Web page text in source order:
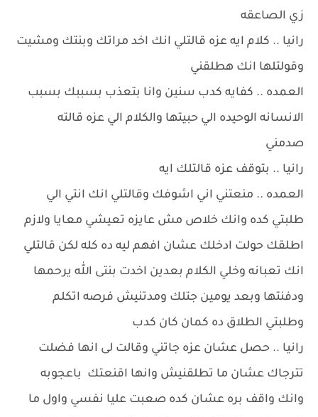
زي الصاعقه
رانيا .. كلام ايه عزه قالتلي انك اخد مراتك وبنتك ومشيت
وقولتلها انك هطلقني
العمده .. كفايه كدب سنين وانا بتعذب بسببك بسبب
الانسانه الوحيده الي حبيتها والكلام الي عزه قالته
صدمني
رانيا .. بتوقف عزه قالتلك ايه
العمده .. منعتني اني اشوفك وقالتلي انك انتي الي
طلبتي كده وانك خلاص مش عايزه تعيشي معايا ولازم
اطلقك حولت ادخلك عشان افهم ليه ده كله لكن قالتلي
انك تعبانه وخلي الكلام بعدين اخدت بنتى الله يرحمها
ودفنتها وبعد يومين جتلك ومدتنيش فرصه اتكلم
وطلبتي الطلاق ده كمان كان كدب
رانيا .. حصل عشان عزه جاتني وقالت لى انها فضلت
تترجاك عشان ما تطلقنيش وانها اقنعتك باعجوبه
وانك واقف بره عشان كده صعبت عليا نفسي واول ما